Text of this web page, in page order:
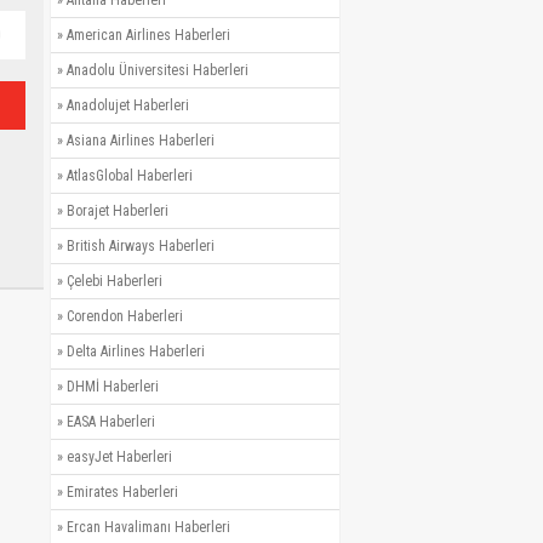
» American Airlines Haberleri
» Anadolu Üniversitesi Haberleri
» Anadolujet Haberleri
» Asiana Airlines Haberleri
» AtlasGlobal Haberleri
» Borajet Haberleri
» British Airways Haberleri
» Çelebi Haberleri
» Corendon Haberleri
» Delta Airlines Haberleri
» DHMİ Haberleri
» EASA Haberleri
» easyJet Haberleri
» Emirates Haberleri
» Ercan Havalimanı Haberleri